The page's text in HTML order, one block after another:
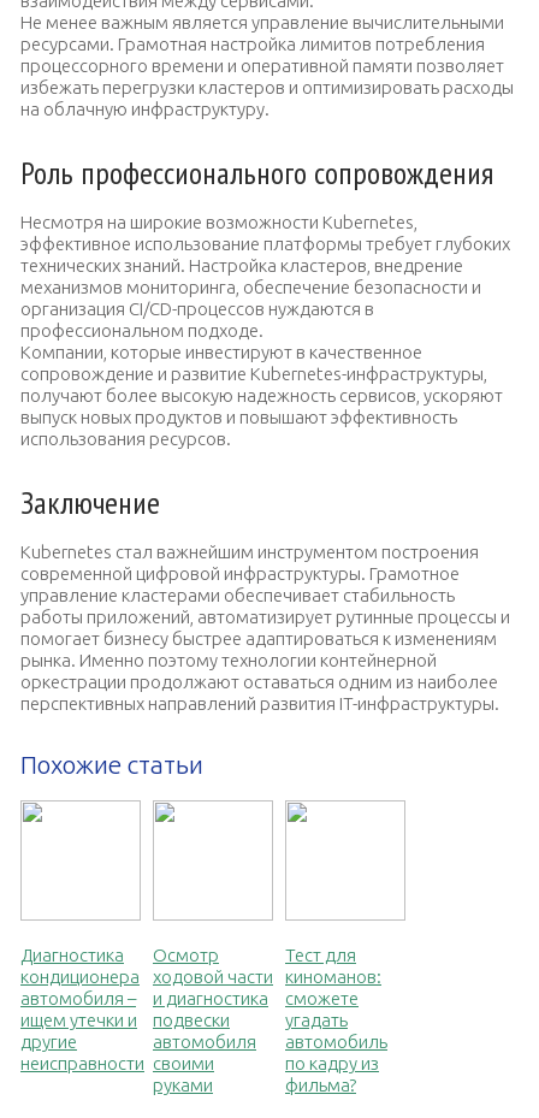
Не менее важным является управление вычислительными
ресурсами. Грамотная настройка лимитов потребления
процессорного времени и оперативной памяти позволяет
избежать перегрузки кластеров и оптимизировать расходы
на облачную инфраструктуру.
Роль профессионального сопровождения
Несмотря на широкие возможности Kubernetes,
эффективное использование платформы требует глубоких
технических знаний. Настройка кластеров, внедрение
механизмов мониторинга, обеспечение безопасности и
организация CI/CD-процессов нуждаются в
профессиональном подходе.
Компании, которые инвестируют в качественное
сопровождение и развитие Kubernetes-инфраструктуры,
получают более высокую надежность сервисов, ускоряют
выпуск новых продуктов и повышают эффективность
использования ресурсов.
Заключение
Kubernetes стал важнейшим инструментом построения
современной цифровой инфраструктуры. Грамотное
управление кластерами обеспечивает стабильность
работы приложений, автоматизирует рутинные процессы и
помогает бизнесу быстрее адаптироваться к изменениям
рынка. Именно поэтому технологии контейнерной
оркестрации продолжают оставаться одним из наиболее
перспективных направлений развития IT-инфраструктуры.
Похожие статьи
Диагностика
кондиционера
автомобиля –
ищем утечки и
другие
неисправности
Осмотр
ходовой части
и диагностика
подвески
автомобиля
своими
руками
Тест для
киноманов:
сможете
угадать
автомобиль
по кадру из
фильма?